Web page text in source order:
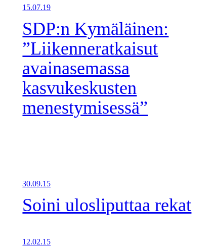
15.07.19
SDP:n Kymäläinen:
”Liikenneratkaisut
avainasemassa
kasvukeskusten
menestymisessä”
30.09.15
Soini ulosliputtaa rekat
12.02.15